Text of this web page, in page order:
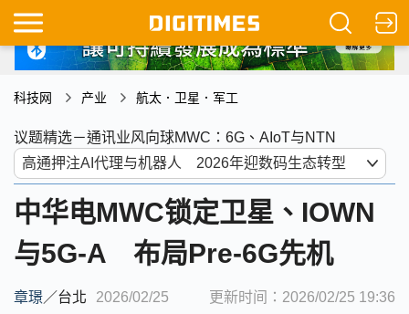
科技网 产业 航太．卫星．军工
议题精选－通讯业风向球MWC：6G、AIoT与NTN
中华电MWC锁定卫星、IOWN
与5G-A 布局Pre-6G先机
章璟／台北 2026/02/25 更新时间：2026/02/25 19:36